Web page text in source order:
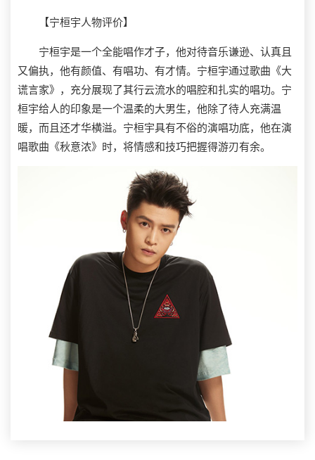
【宁桓宇人物评价】
宁桓宇是一个全能唱作才子，他对待音乐谦逊、认真且
又偏执，他有颜值、有唱功、有才情。宁桓宇通过歌曲《大
谎言家》，充分展现了其行云流水的唱腔和扎实的唱功。宁
桓宇给人的印象是一个温柔的大男生，他除了待人充满温
暖，而且还才华横溢。宁桓宇具有不俗的演唱功底，他在演
唱歌曲《秋意浓》时，将情感和技巧把握得游刃有余。